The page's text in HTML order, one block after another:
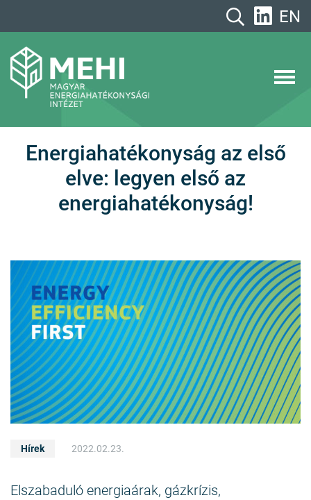
EN
Energiahatékonyság az első
elve: legyen első az
energiahatékonyság!
Hírek 2022.02.23.
Elszabaduló energiaárak, gázkrízis,